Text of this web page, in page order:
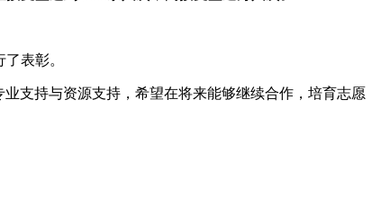
表彰。
支持与资源支持，希望在将来能够继续合作，培育志愿